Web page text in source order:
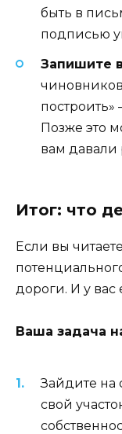
быть в
подписью
Запишите
Позже это
вам давали
Итог: что
Если вы
дороги. И у вас
Ваша задача
Зайдите на
свой